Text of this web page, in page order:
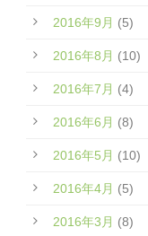
2016年9月 (5)
2016年8月 (10)
2016年7月 (4)
2016年6月 (8)
2016年5月 (10)
2016年4月 (5)
2016年3月 (8)